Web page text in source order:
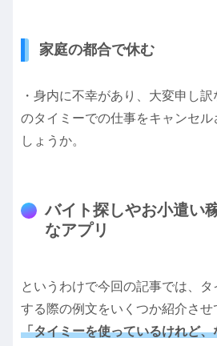
家庭の都合で休む
・身内に不幸があり、大変申し
のタイミーでの仕事をキャンセ
しょうか。
バイト探しやお小遣い
なアプリ
というわけで今回の記事では、
する際の例文をいくつか紹介させ
「タイミーを使っているけれど